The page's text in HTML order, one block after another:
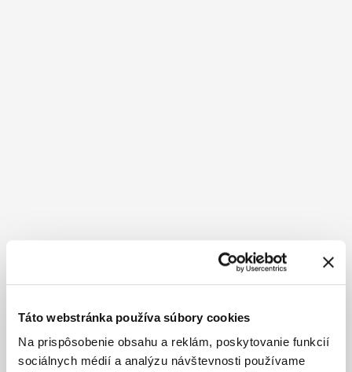
Táto webstránka používa súbory cookies
Na prispôsobenie obsahu a reklám, poskytovanie funkcií
sociálnych médií a analýzu návštevnosti používame